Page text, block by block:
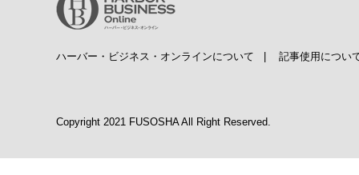
ハーバー・ビジネス・オンラインについて 記事使用につい
Copyright 2021 FUSOSHA All Right Reserved.